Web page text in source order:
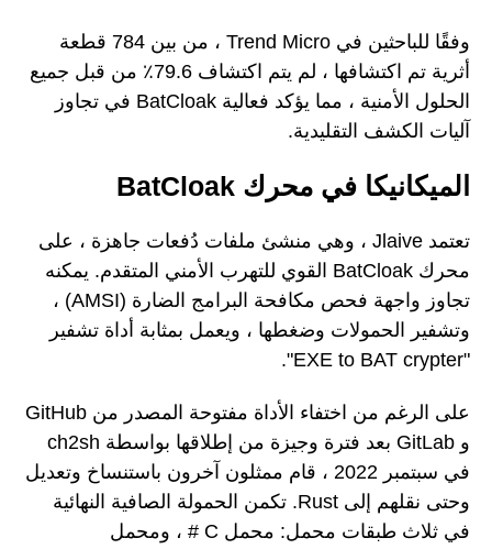
وفقًا للباحثين في Trend Micro ، من بين 784 قطعة
أثرية تم اكتشافها ، لم يتم اكتشاف 79.6٪ من قبل جميع
الحلول الأمنية ، مما يؤكد فعالية BatCloak في تجاوز
آليات الكشف التقليدية.
الميكانيكا في محرك BatCloak
تعتمد Jlaive ، وهي منشئ ملفات دُفعات جاهزة ، على
محرك BatCloak القوي للتهرب الأمني المتقدم. يمكنه
تجاوز واجهة فحص مكافحة البرامج الضارة (AMSI) ،
وتشفير الحمولات وضغطها ، ويعمل بمثابة أداة تشفير
"EXE to BAT crypter".
على الرغم من اختفاء الأداة مفتوحة المصدر من GitHub
و GitLab بعد فترة وجيزة من إطلاقها بواسطة ch2sh
في سبتمبر 2022 ، قام ممثلون آخرون باستنساخ وتعديل
وحتى نقلهم إلى Rust. تكمن الحمولة الصافية النهائية
في ثلاث طبقات محمل: محمل C # ، ومحمل